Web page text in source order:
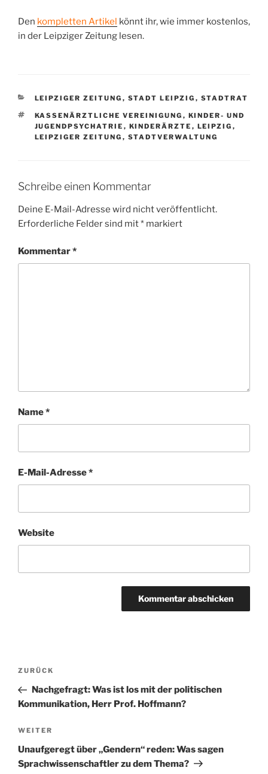
Den kompletten Artikel könnt ihr, wie immer kostenlos,
in der Leipziger Zeitung lesen.
KATEGORIEN
LEIPZIGER ZEITUNG , STADT LEIPZIG , STADTRAT
SCHLAGWÖRTER
KASSENÄRZTLICHE VEREINIGUNG , KINDER- UND
JUGENDPSYCHATRIE , KINDERÄRZTE , LEIPZIG ,
LEIPZIGER ZEITUNG , STADTVERWALTUNG
Schreibe einen Kommentar
Deine E-Mail-Adresse wird nicht veröffentlicht.
Erforderliche Felder sind mit* markiert
Kommentar*
Name*
E-Mail-Adresse*
Website
Beitragsnavigation
Vorheriger
Beitrag
ZURÜCK
Nachgefragt: Was ist los mit der politischen
Kommunikation, Herr Prof. Hoffmann?
Nächster
Beitrag
WEITER
Unaufgeregt über „Gendern“ reden: Was sagen
Sprachwissenschaftler zu dem Thema?